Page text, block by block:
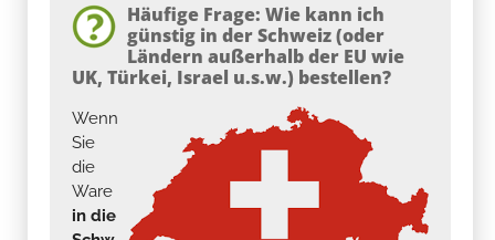
Häufige Frage: Wie kann ich
günstig in der Schweiz (oder
Ländern außerhalb der EU wie
UK, Türkei, Israel u.s.w.) bestellen?
Wenn
Sie
die
Ware
in die